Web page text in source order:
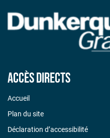
Accès directs
Accueil
Plan du site
Déclaration d’accessibilité